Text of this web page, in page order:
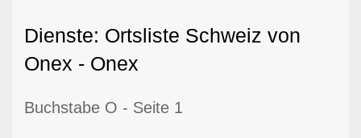
Dienste: Ortsliste Schweiz von
Onex - Onex
Buchstabe O - Seite 1